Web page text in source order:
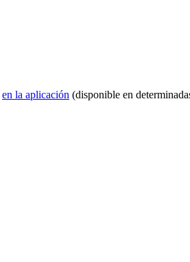
en la aplicación (disponible en